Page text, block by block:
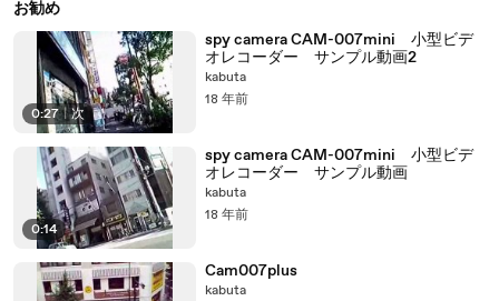
お勧め
0:27 | 次
spy camera CAM-007mini 小型ビデ
オレコーダー サンプル動画2
kabuta
18 年前
0:14
spy camera CAM-007mini 小型ビデ
オレコーダー サンプル動画
kabuta
18 年前
Cam007plus
kabuta